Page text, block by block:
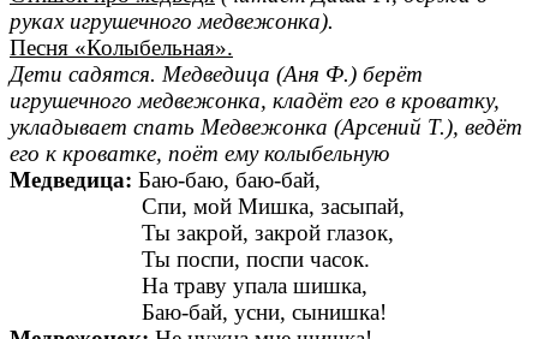
руках игрушечного медвежонка).
Песня «Колыбельная».
Дети садятся. Медведица (Аня Ф.) берёт
игрушечного медвежонка, кладёт его в кроватку,
укладывает спать Медвежонка (Арсений Т.), ведёт
его к кроватке, поёт ему колыбельную
Медведица: Баю-баю, баю-бай,
Спи, мой Мишка, засыпай,
Ты закрой, закрой глазок,
Ты поспи, поспи часок.
На траву упала шишка,
Баю-бай, усни, сынишка!